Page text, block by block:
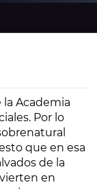
la Academia
Por lo
que en esa
de la
en